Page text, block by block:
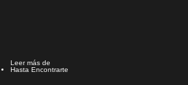
Leer más de
Hasta Encontrarte